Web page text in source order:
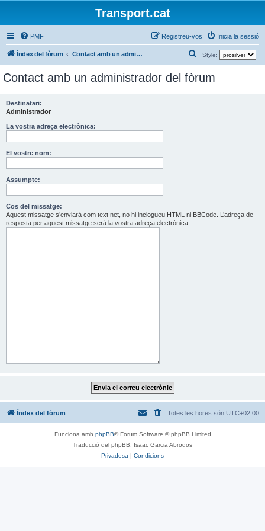
Transport.cat
PMF Inicia la sessió
Registreu-vos
Índex del fòrum Contact amb un administrador del fòrum Style:
e
r
Contact amb un administrador del fòrum
Destinatari:
Administrador
La vostra adreça electrònica:
El vostre nom:
Assumpte:
Cos del missatge:
Aquest missatge s’enviarà com text net, no hi inclogueu HTML ni BBCode. L’adreça de
resposta per aquest missatge serà la vostra adreça electrònica.
Índex del fòrum Totes les hores són UTC+02:00
Funciona amb phpBB® Forum Software © phpBB Limited
Traducció del phpBB: Isaac Garcia Abrodos
Privadesa | Condicions